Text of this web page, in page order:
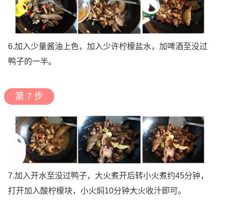
6.加入少量酱油上色，加入少许柠檬盐水，加啤酒至没过
鸭子的一半。
第 7 步
7.加入开水至没过鸭子，大火煮开后转小火煮约45分钟，
打开加入酸柠檬块，小火焖10分钟大火收汁即可。